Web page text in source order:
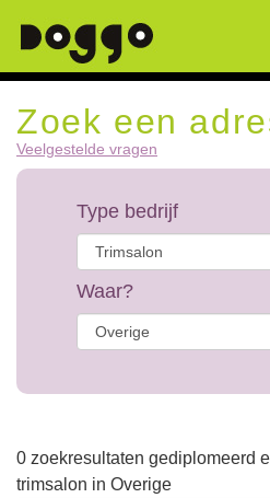
Zoek een
Veelgestelde vragen
Type bedrijf
Waar?
0 zoekresultaten gediplomeerd
trimsalon in Overige